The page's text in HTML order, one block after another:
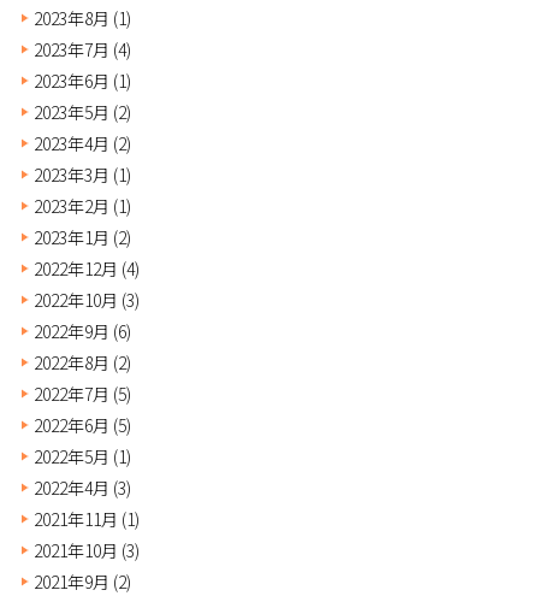
2023年8月 (1)
2023年7月 (4)
2023年6月 (1)
2023年5月 (2)
2023年4月 (2)
2023年3月 (1)
2023年2月 (1)
2023年1月 (2)
2022年12月 (4)
2022年10月 (3)
2022年9月 (6)
2022年8月 (2)
2022年7月 (5)
2022年6月 (5)
2022年5月 (1)
2022年4月 (3)
2021年11月 (1)
2021年10月 (3)
2021年9月 (2)